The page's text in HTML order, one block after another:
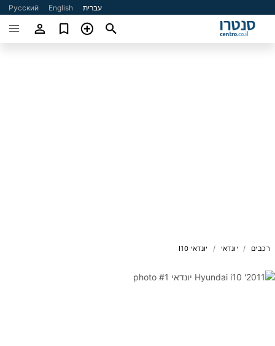
עברית English
Русский
רכבים יונדאי יונדאי I10